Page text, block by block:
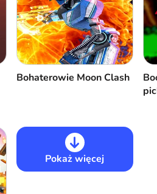
Bohaterowie Moon Clash
Pokaż więcej